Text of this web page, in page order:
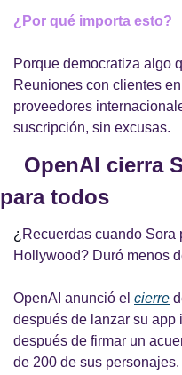
¿Por qué importa esto?
Porque democratiza algo
Reuniones con clientes
proveedores
suscripción, sin excusas.
OpenAI cierra
para todos
¿ Recuerdas cuando Sora
Hollywood? Duró menos
OpenAI anunció el cierre
después de lanzar su app
después de firmar un
de 200 de sus